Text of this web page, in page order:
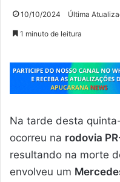
10/10/2024 Última
1 minuto de leitura
Na tarde desta
ocorreu na rodovia
resultando na morte
envolveu um